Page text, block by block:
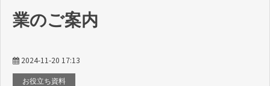
業のご案内
2024-11-20 17:13
お役立ち資料